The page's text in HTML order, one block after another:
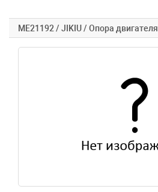
ME21192 / JIKIU / Опора двигателя